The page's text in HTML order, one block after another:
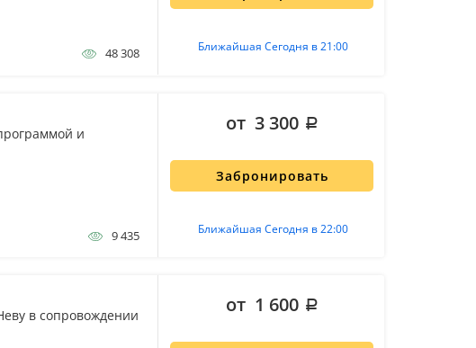
48 308 Ближайшая Сегодня в 21:00
и
9 435
Забронировать
Ближайшая Сегодня в 22:00
от 3 300
в сопровождении
от 1 600